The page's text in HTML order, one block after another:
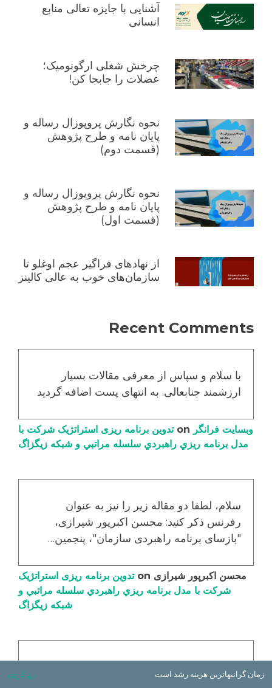
زمان گرانبهاترین هزینه رشد است رد کردن
آشنایی با جایزه تعالی منابع
انسانی
چرخش شغلی ارگونومیک؛
عضلات را جابجا کن!
نحوه نگارش پروپوزال رساله و
پایان نامه و طرح پژوهش
(قسمت دوم)
نحوه نگارش پروپوزال رساله و
پایان نامه و طرح پژوهش
(قسمت اول)
از نهادهای فراگیر عجم اوغلو تا
سازمان‌های خوب به عالی کالینز
Recent Comments
با سلام و سپاس از معرفی مقالات بسیار
ارزشمند جنابعالی. به انتهای پست اضافه گردید
وبسایت فرانگر
تدوین برنامه ریزی استراتژیک شرکت با
مدل برنامه ریزي راهبردي سلسله مراتبي و شبکه زیگزاگ
سلام، لطفا دو مقاله زیر را نیز به عنوان
رفرنس ذکر کنید: محسن اکبرپور شیرازی،
"بازسای برنامه راهبردی سازمان"، پنجمین…
محسن اکبرپور شیرازی
تدوین برنامه ریزی استراتژیک
شرکت با مدل برنامه ریزي راهبردي سلسله مراتبي و
شبکه زیگزاگ
شد و به منابع اشاره شد.